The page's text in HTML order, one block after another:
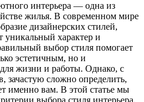
интерьера — одна из
жилья. В современном мире
дизайнерских стилей,
уникальный характер и
выбор стиля помогает
эстетичным, но и
жизни и работы. Однако, с
зачастую сложно определить,
именно вам. В этой статье мы